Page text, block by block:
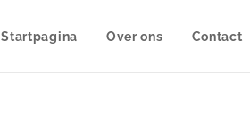
Startpagina Over ons Contact